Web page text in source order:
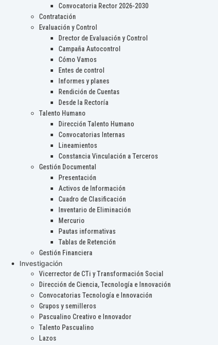
Convocatoria Rector 2026-2030
Contratación
Evaluación y Control
Drector de Evaluación y Control
Campaña Autocontrol
Cómo Vamos
Entes de control
Informes y planes
Rendición de Cuentas
Desde la Rectoría
Talento Humano
Dirección Talento Humano
Convocatorias Internas
Lineamientos
Constancia Vinculación a Terceros
Gestión Documental
Presentación
Activos de Información
Cuadro de Clasificación
Inventario de Eliminación
Mercurio
Pautas informativas
Tablas de Retención
Gestión Financiera
Investigación
Vicerrector de CTi y Transformación Social
Dirección de Ciencia, Tecnología e Innovación
Convocatorias Tecnología e Innovación
Grupos y semilleros
Pascualino Creativo e Innovador
Talento Pascualino
Lazos